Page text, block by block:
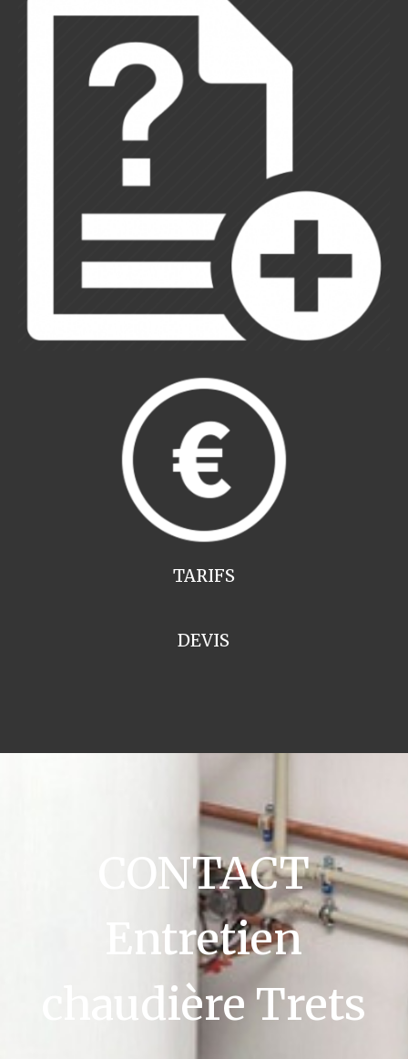
TARIFS
DEVIS
CONTACT
Entretien
chaudière Trets